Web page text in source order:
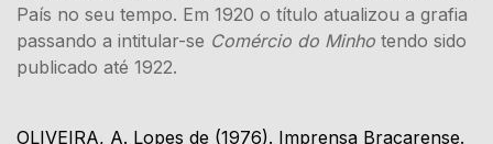
País no seu tempo. Em 1920 o título atualizou a grafia
passando a intitular-se Comércio do Minho tendo sido
publicado até 1922.
OLIVEIRA, A. Lopes de (1976). Imprensa Bracarense.